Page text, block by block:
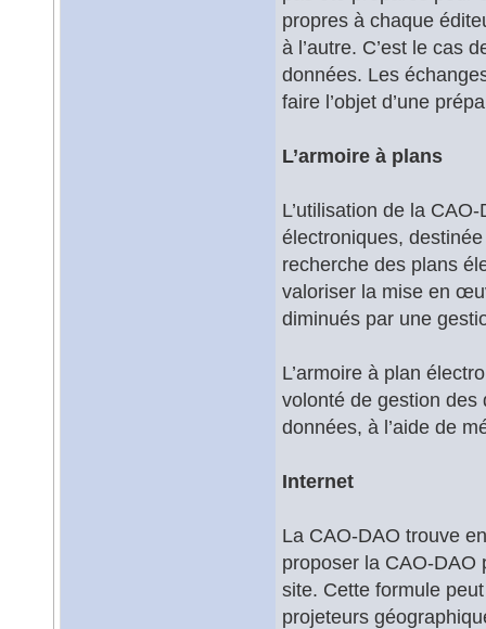
propres à chaque
à l’autre. C’est le cas
données. Les
faire l’objet d’une
L’armoire à plans
L’utilisation de la
électroniques,
recherche des plans
valoriser la mise en
diminués par une
L’armoire à plan
volonté de gestion des
données, à l’aide de
Internet
La CAO-DAO trouve
proposer la CAO-DAO
site. Cette formule
projeteurs